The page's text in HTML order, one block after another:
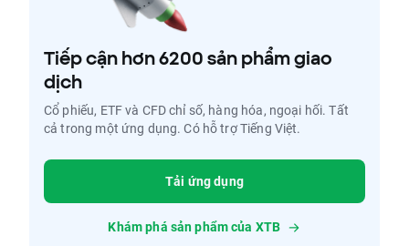
Tiếp cận hơn 6200 sản phẩm giao
dịch
Cổ phiếu, ETF và CFD chỉ số, hàng hóa, ngoại hối. Tất
cả trong một ứng dụng. Có hỗ trợ Tiếng Việt.
Tải ứng dụng
Khám phá sản phẩm của XTB